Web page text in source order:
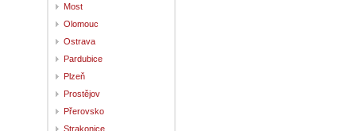
Most
Olomouc
Ostrava
Pardubice
Plzeň
Prostějov
Přerovsko
Strakonice